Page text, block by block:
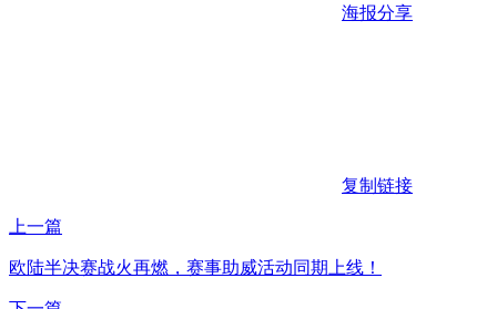
海报分享
复制链接
上一篇
欧陆半决赛战火再燃，赛事助威活动同期上线！